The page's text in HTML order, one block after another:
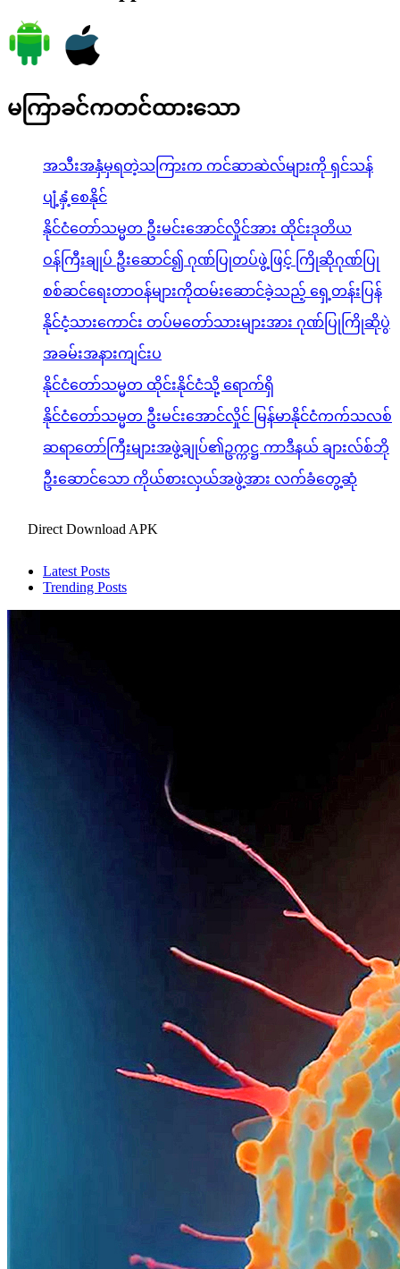
မကြာခင်ကတင်ထားသော
အသီးအနှံမှရတဲ့သကြားက ကင်ဆာဆဲလ်များကို ရှင်သန်
ပျံ့နှံ့စေနိုင်
နိုင်ငံတော်သမ္မတ ဦးမင်းအောင်လှိုင်အား ထိုင်းဒုတိယ
ဝန်ကြီးချုပ် ဦးဆောင်၍ ဂုဏ်ပြုတပ်ဖွဲ့ဖြင့် ကြိုဆိုဂုဏ်ပြု
စစ်ဆင်ရေးတာဝန်များကိုထမ်းဆောင်ခဲ့သည့် ရှေ့တန်းပြန်
နိုင်ငံ့သားကောင်း တပ်မတော်သားများအား ဂုဏ်ပြုကြိုဆိုပွဲ
အခမ်းအနားကျင်းပ
နိုင်ငံတော်သမ္မတ ထိုင်းနိုင်ငံသို့ ရောက်ရှိ
နိုင်ငံတော်သမ္မတ ဦးမင်းအောင်လှိုင် မြန်မာနိုင်ငံကက်သလစ်
ဆရာတော်ကြီးများအဖွဲ့ချုပ်၏ဥက္ကဋ္ဌ ကာဒီနယ် ချားလ်စ်ဘို
ဦးဆောင်သော ကိုယ်စားလှယ်အဖွဲ့အား လက်ခံတွေ့ဆုံ
Direct Download APK
Latest Posts
Trending Posts